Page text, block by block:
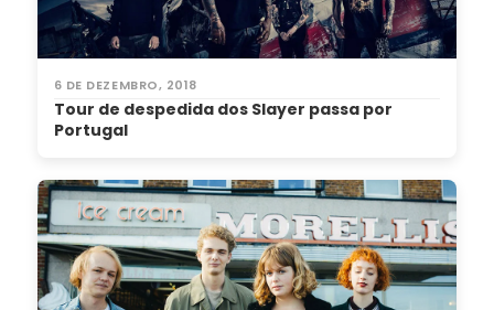
6 DE DEZEMBRO, 2018
Tour de despedida dos Slayer passa por
Portugal